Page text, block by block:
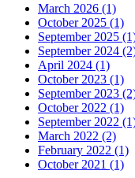
March 2026 (1)
October 2025 (1)
September 2025
September 2024
April 2024 (1)
October 2023 (1)
September 2023
October 2022 (1)
September 2022
March 2022 (2)
February 2022 (1)
October 2021 (1)